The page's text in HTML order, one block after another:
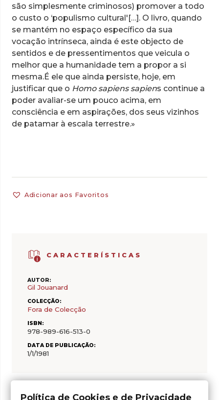
CARACTERÍSTICAS
AUTOR:
Gil Jouanard
COLECÇÃO:
Fora de Colecção
ISBN:
978-989-616-513-0
DATA DE PUBLICAÇÃO:
1/1/1981
são simplesmente criminosos) promover a todo
o custo o ‘populismo cultural'[…]. O livro, quando
se mantém no espaço específico da sua
vocação intrínseca, ainda é este objecto de
sentidos e de pressentimentos que veicula o
melhor que a humanidade tem a propor a si
mesma.É ele que ainda persiste, hoje, em
justificar que o Homo sapiens sapiens continue a
poder avaliar-se um pouco acima, em
consciência e em aspirações, dos seus vizinhos
de patamar à escala terrestre.»
Adicionar aos Favoritos
Política de Cookies e de Privacidade